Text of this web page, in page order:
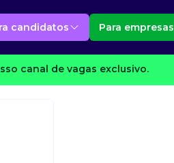
candidatos Para empresas
canal de vagas exclusivo.